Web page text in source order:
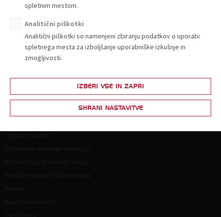
ARHIV T-INFORMACIJ
O nas
spletnim mestom.
Analitični piškotki
Analitični piškotki so namenjeni zbiranju podatkov o uporabi
spletnega mesta za izboljšanje uporabniške izkušnje in
zmogljivosti.
IZBERI VSE IN ZAPRI
SHRANI NASTAVITVE